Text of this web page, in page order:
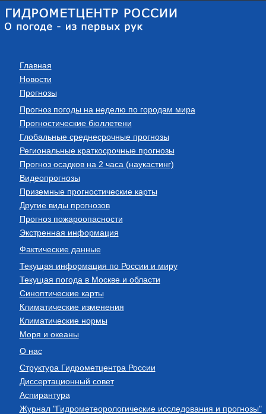
Главная
Новости
Прогнозы
Прогноз погоды на неделю по городам мира
Прогностические бюллетени
Глобальные среднесрочные прогнозы
Региональные краткосрочные прогнозы
Прогноз осадков на 2 часа (наукастинг)
Видеопрогнозы
Приземные прогностические карты
Другие виды прогнозов
Прогноз пожароопасности
Экстренная информация
Фактические данные
Текущая информация по России и миру
Текущая погода в Москве и области
Синоптические карты
Климатические изменения
Климатические нормы
Моря и океаны
О нас
Структура Гидрометцентра России
Диссертационный совет
Аспирантура
Журнал "Гидрометеорологические исследования и прогнозы"